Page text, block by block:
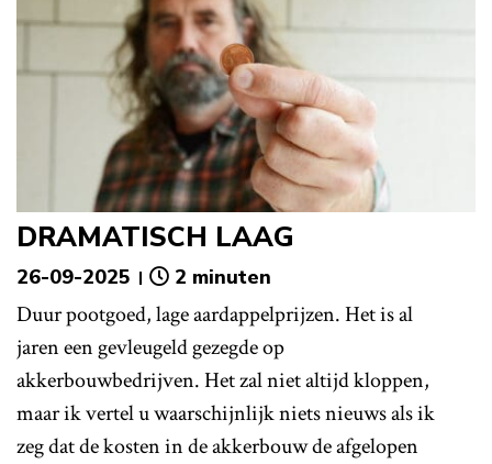
DRAMATISCH LAAG
26-09-2025 2 minuten
Duur pootgoed, lage aardappelprijzen. Het is al
jaren een gevleugeld gezegde op
akkerbouwbedrijven. Het zal niet altijd kloppen,
maar ik vertel u waarschijnlijk niets nieuws als ik
zeg dat de kosten in de akkerbouw de afgelopen